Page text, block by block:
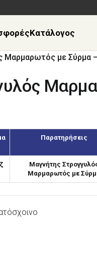
Κατάλογος
Μαρμαρωτός με Σύρμα
Παρατηρήσεις
Μαγνήτης
Μαρμαρωτός με